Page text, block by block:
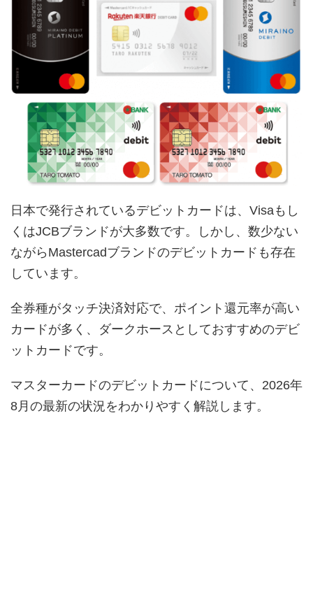
日本で発行されているデビットカードは、Visaもし
くはJCBブランドが大多数です。しかし、数少ない
ながらMastercadブランドのデビットカードも存在
しています。
全券種がタッチ決済対応で、ポイント還元率が高い
カードが多く、ダークホースとしておすすめのデビ
ットカードです。
マスターカードのデビットカードについて、2026年
8月の最新の状況をわかりやすく解説します。